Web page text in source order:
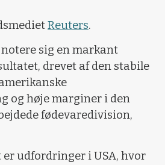
Reuters.
notere sig en markant
drevet af den stabile
og høje marginer i den
fødevaredivision,
er udfordringer i USA, hvor